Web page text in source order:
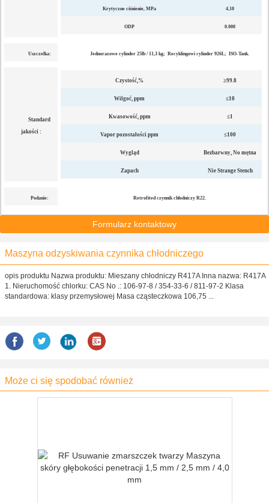
Krytyczne ciśnienie, MPa 4,10
ODP 0.000
Uszczelka: Jednorazowe cylinder 25lb / 11,3 kg; Recyklingowi cylinder 926L; ISO-Tank.
Standard
jakości :
Czystość,% ≥99.8
Wilgoć, ppm ≤10
Kwasowość, ppm ≤1
Vapor pozostałości ppm ≤100
Wygląd Bezbarwny, No mętna
Zapach Nie Strange Stench
Podanie: Retrofited czynnik chłodniczy R22.
Formularz kontaktowy
Maszyna odzyskiwania czynnika chłodniczego
opis produktu Nazwa produktu: Mieszany chłodniczy R417A Inna nazwa: R417A
1. Nieruchomość chlorku: CAS No .: 106-97-8 / 354-33-6 / 811-97-2 Klasa
standardowa: klasy przemysłowej Masa cząsteczkowa 106,75 ...
Może ci się spodobać również